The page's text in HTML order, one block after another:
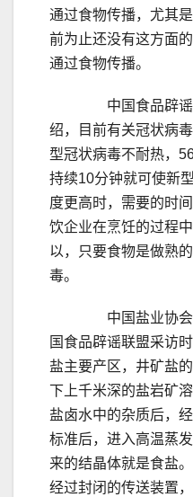
通过食物传播，尤其
前为止还没有这方面
通过食物传播。
中国食品辟谣
绍，目前有关冠状病
型冠状病毒不耐热，
持续10分钟就可使新
度更高时，需要的时
饮企业在烹饪的过程
以，只要食物是做熟
毒。
中国盐业协会
国食品辟谣联盟采访
盐主要产区，井矿盐
下上千米深的盐岩矿
盐卤水中的杂质后，
标准后，进入高温蒸
来的结晶体就是食盐
经过封闭的传送装置